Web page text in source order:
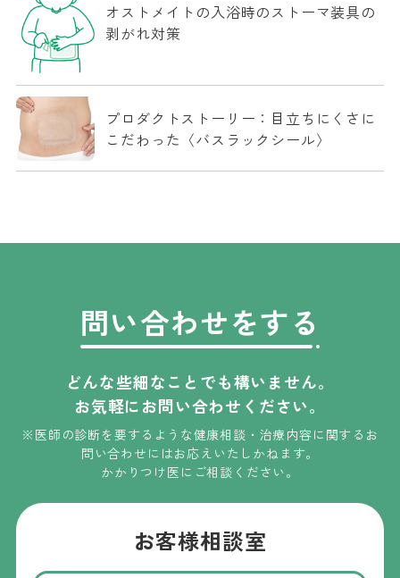
オストメイトの入浴時のストーマ装具の
剥がれ対策
プロダクトストーリー：目立ちにくさに
こだわった〈バスラックシール〉
問い合わせをする
どんな些細なことでも構いません。
お気軽にお問い合わせください。
※医師の診断を要するような健康相談・治療内容に関するお
問い合わせにはお応えいたしかねます。
かかりつけ医にご相談ください。
お客様相談室